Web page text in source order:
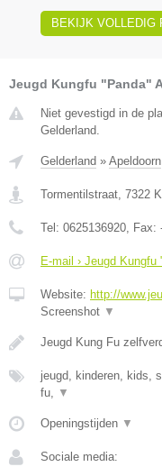
BEKIJK VOLLEDIG
Jeugd Kungfu "Panda"
Niet gevestigd in de
Gelderland.
Gelderland » Apeldoorn
Tormentilstraat, 7322
Tel: 0625136920, Fax:
E-mail › Jeugd
Website: http://
Screenshot ▼
Jeugd Kung Fu
jeugd, kinderen, kids,
fu, ▼
Openingstijden ▼
Sociale media: